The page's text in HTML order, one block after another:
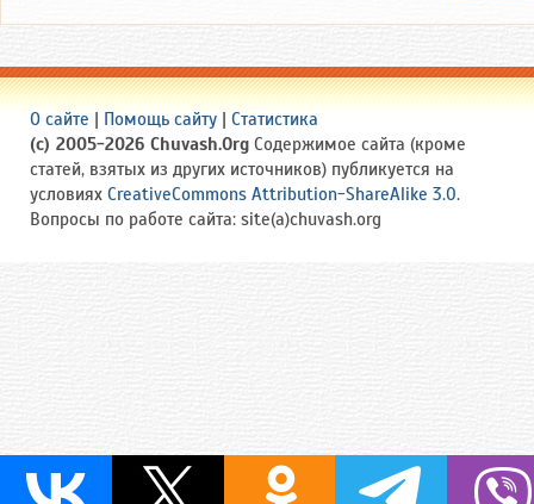
О сайте | Помощь сайту | Статистика
(c) 2005-2026 Chuvash.Org Содержимое сайта (кроме
статей, взятых из других источников) публикуется на
условиях CreativeCommons Attribution-ShareAlike 3.0.
Вопросы по работе сайта: site(a)chuvash.org